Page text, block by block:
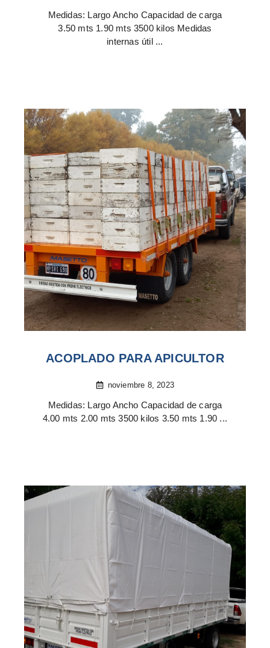
Medidas: Largo Ancho Capacidad de carga
3.50 mts 1.90 mts 3500 kilos Medidas
internas útil ...
ACOPLADO PARA APICULTOR
noviembre 8, 2023
Medidas: Largo Ancho Capacidad de carga
4.00 mts 2.00 mts 3500 kilos 3.50 mts 1.90 ...